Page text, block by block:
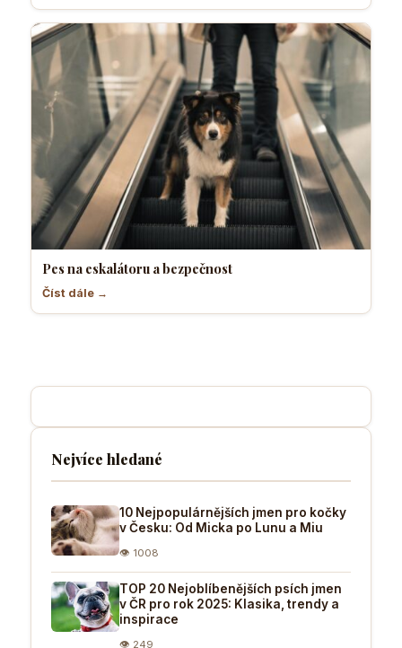
Pes na eskalátoru a bezpečnost
Číst dále →
Nejvíce hledané
10 Nejpopulárnějších jmen pro kočky
v Česku: Od Micka po Lunu a Miu
👁 1008
TOP 20 Nejoblíbenějších psích jmen
v ČR pro rok 2025: Klasika, trendy a
inspirace
👁 249